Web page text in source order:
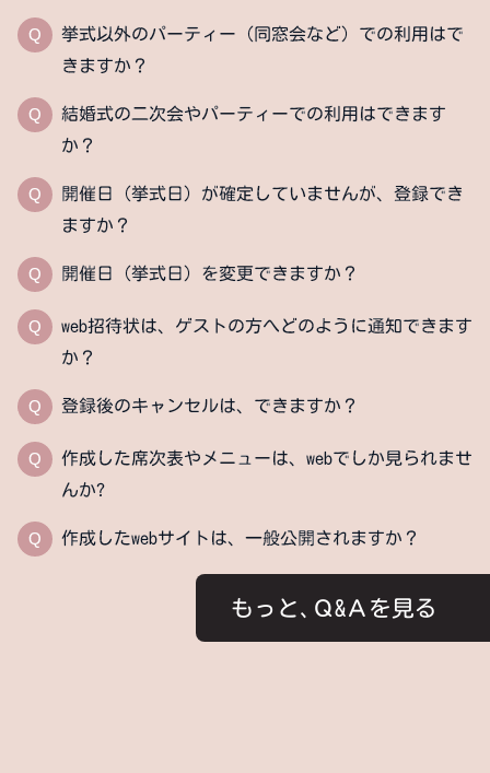
Q
挙式以外のパーティー（同窓会など）での利用はで
きますか？
Q
結婚式の二次会やパーティーでの利用はできます
か？
Q
開催日（挙式日）が確定していませんが、登録でき
ますか？
Q 開催日（挙式日）を変更できますか？
Q
web招待状は、ゲストの方へどのように通知できます
か？
Q 登録後のキャンセルは、できますか？
Q
作成した席次表やメニューは、webでしか見られませ
んか?
Q 作成したwebサイトは、一般公開されますか？
もっと､Ｑ&Ａを見る